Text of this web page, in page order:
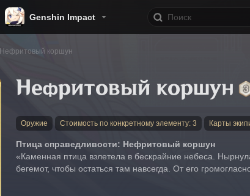
Genshin Impact
Нефритовый коршун
Нефритовый коршун
Оружие Стоимость по конкретному элементу: 3 Карты
Птица справедливости: Нефритовый коршун
«Каменная птица взлетела в бескрайние небеса.
бегемот, чтобы остаться там навсегда. От его